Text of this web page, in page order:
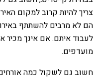
צריך להיות קרוב למקום
הם לא מרבים להשתתף
לעבוד איתם. אם אינך
מועדפים.
חשוב גם לשקול כמה